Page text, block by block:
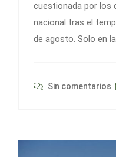
cuestionada por los
nacional tras el
de agosto. Solo en
Sin comentarios